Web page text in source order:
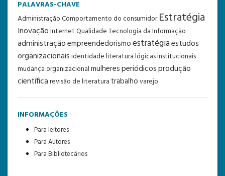
PALAVRAS-CHAVE
AdministraçãoComportamento do consumidor Estratégia
InovaçãoInternetQualidadeTecnologia da Informação
administraçãoempreendedorismoestratégiaestudos
organizacionaisidentidadeliteraturalógicas institucionais
mudança organizacionalmulheresperiódicosprodução
científicarevisão de literatura trabalhovarejo
INFORMAÇÕES
Para leitores
Para Autores
Para Bibliotecários